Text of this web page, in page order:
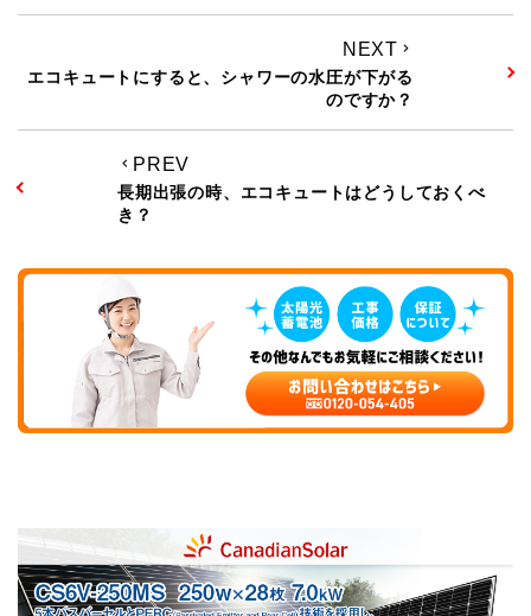
keyboard_arrow_left PREV
長期出張の時、エコキュートはどうしておくべ
き？
NEXT keyboard_arrow_right
エコキュートにすると、シャワーの水圧が下がる
のですか？